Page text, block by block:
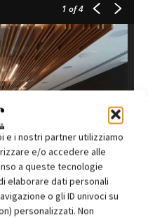
e i nostri partner utilizziamo
e/o accedere alle
a queste tecnologie
elaborare dati personali
o gli ID univoci su
personalizzati. Non
1 of 4